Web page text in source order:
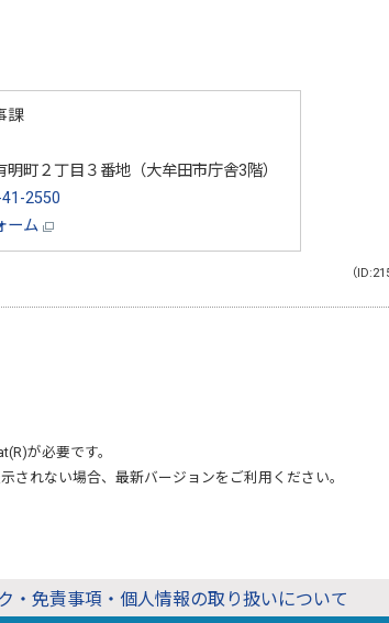
課
町２丁目３番地（大牟田市庁舎3階）
2550
ーム
（
が必要です。
されない場合、最新バージョンをご利用ください。
・免責事項・個人情報の取り扱いについて